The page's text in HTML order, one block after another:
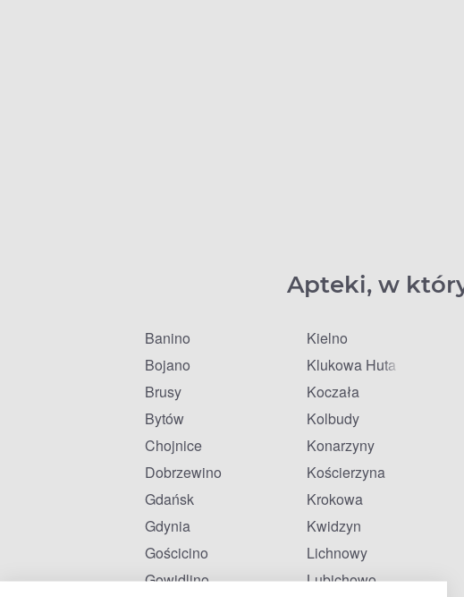
Apteki, w
Banino
Bojano
Brusy
Bytów
Chojnice
Dobrzewino
Gdańsk
Gdynia
Gościcino
Gowidlino
Kielno
Klukowa Huta
Koczała
Kolbudy
Konarzyny
Kościerzyna
Krokowa
Kwidzyn
Lichnowy
Lubichowo